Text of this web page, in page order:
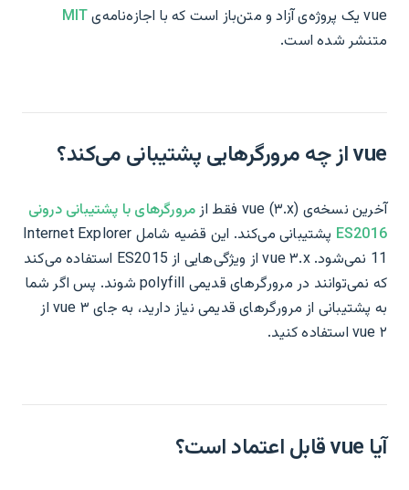
vue یک پروژه‌ی آزاد و متن‌باز است که با اجازه‌نامه‌ی
MIT
متنشر شده است.
vue از چه مرورگرهایی پشتیبانی می‌کند؟
آخرین نسخه‌ی vue (۳.x) فقط از
مرورگرهای با پشتیبانی درونی
ES2016
پشتیبانی می‌کند. این قضیه شامل Internet Explorer
11 نمی‌شود. vue ۳.x از ویژگی‌هایی از ES2015 استفاده می‌کند
که نمی‌توانند در مرورگرهای قدیمی polyfill شوند. پس اگر شما
به پشتیبانی از مرورگرهای قدیمی نیاز دارید، به جای vue ۳ از
vue ۲ استفاده کنید.
آیا vue قابل اعتماد است؟